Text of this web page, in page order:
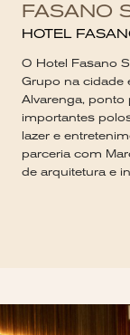
FASANO
HOTEL
O Hotel Fasano
Grupo na cidade
Alvarenga, ponto
importantes
lazer e
parceria com
de arquitetura e